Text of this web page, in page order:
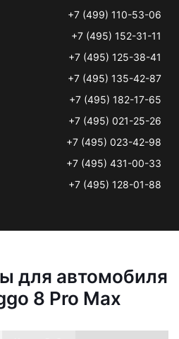
+7 (499) 110-53-06
+7 (495) 152-31-11
+7 (495) 125-38-41
+7 (495) 135-42-87
+7 (495) 182-17-65
+7 (495) 021-25-26
+7 (495) 023-42-98
+7 (495) 431-00-33
+7 (495) 128-01-88
для автомобиля
8 Pro Max